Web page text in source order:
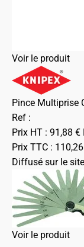
Voir le produit
Pince Multiprise
Ref :
Prix HT : 91,88 €
Prix TTC : 110,26
Diffusé sur le site
Voir le produit